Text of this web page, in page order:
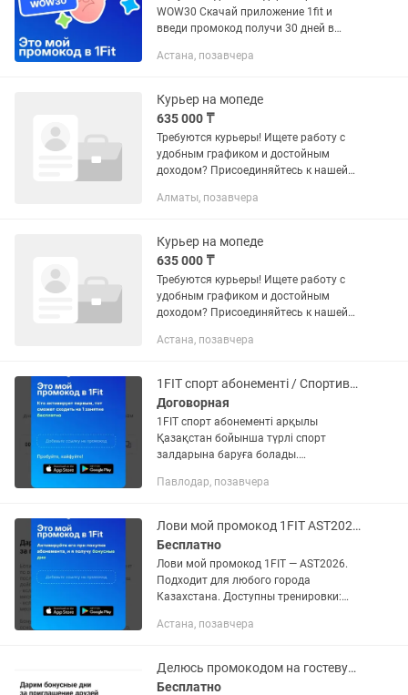
WOW30 Скачай приложение 1fit и
введи промокод получи 30 дней в
Астана, позавчера
Курьер на мопеде
635 000 ₸
Требуются курьеры! Ищете работу с
удобным графиком и достойным
доходом? Присоединяйтесь к нашей
•Свободный график — работай в
Алматы, позавчера
Курьер на мопеде
635 000 ₸
Требуются курьеры! Ищете работу с
удобным графиком и достойным
доходом? Присоединяйтесь к нашей
•Свободный график — работай в
Астана, позавчера
1FIT спорт абонементі / Спортивный абонемент 1FIT тегін жаттығу / бесплат
Договорная
1FIT спорт абонементі арқылы
Қазақстан бойынша түрлі спорт
залдарына баруға болады.
тегін беріледі. Қолжетімді спорт
бокс,...
Павлодар, позавчера
Лови мой промокод 1FIT AST2026. Подходит для любого города Казахстана.
Бесплатно
Лови мой промокод 1FIT — AST2026.
Подходит для любого города
Казахстана. Доступны тренировки:
единоборства и другие направления.
написать в...
Астана, позавчера
Делюсь промокодом на гостевую неделю в 1Fit
Бесплатно